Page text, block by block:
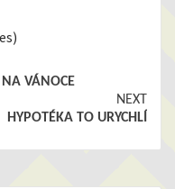
VÁNOCE
NEXT
HYPOTÉKA TO URYCHLÍ